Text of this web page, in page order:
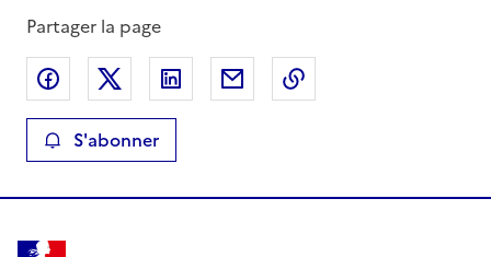
Partager la page
Partager sur Facebook
Partager sur XPartager sur LinkedIn
Partager par email
S'abonner